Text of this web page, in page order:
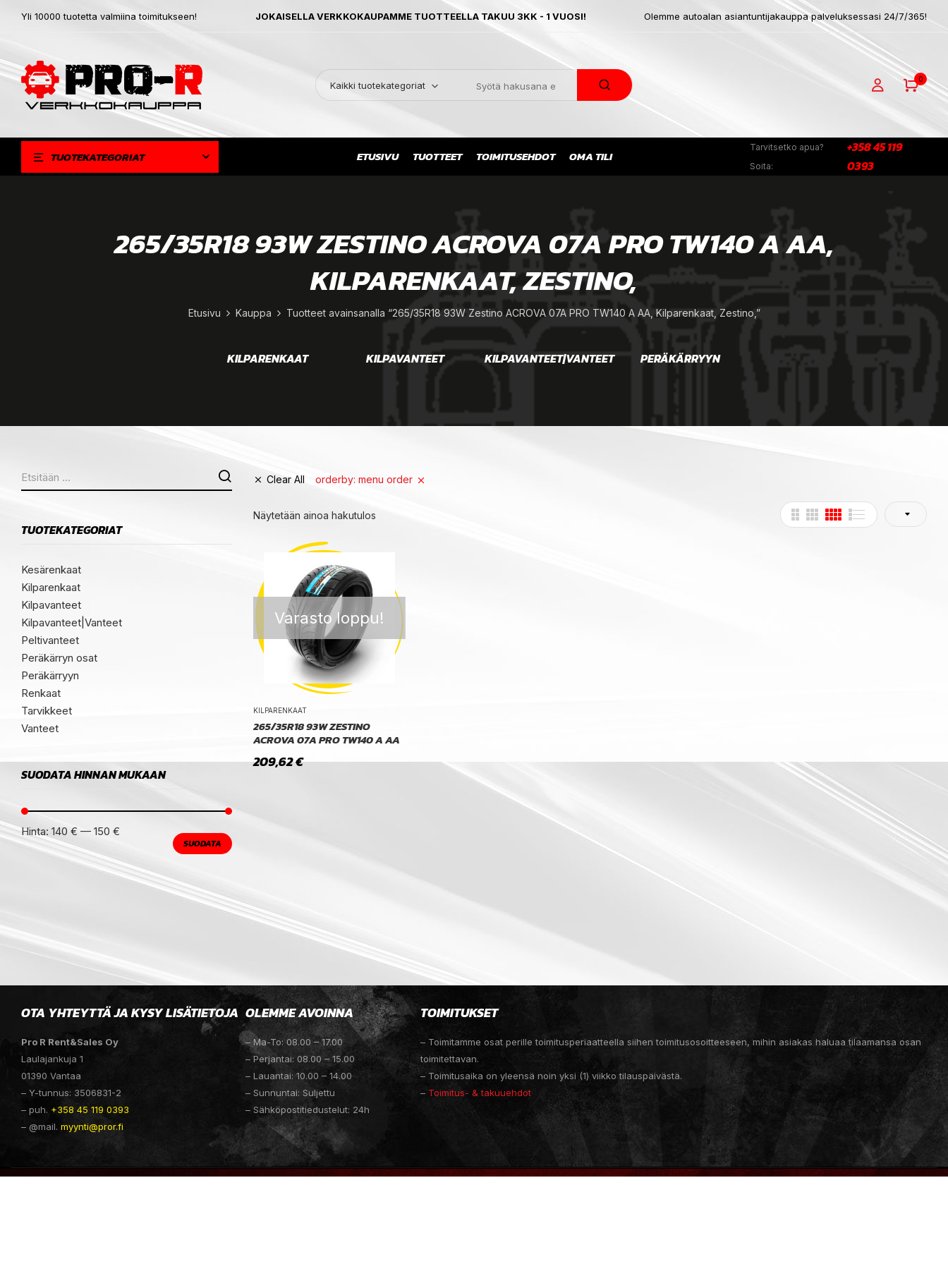
Yli 10000 tuotetta valmiina toimitukseen! JOKAISELLA VERKKOKAUPAMME TUOTTEELLA TAKUU 3KK - 1 VUOSI! Olemme autoalan asiantuntijakauppa palveluksessasi 24/7/365!
Kaikki tuotekategoriat
0
TUOTEKATEGORIAT ETUSIVU TUOTTEET TOIMITUSEHDOT OMA TILI
Tarvitsetko apua?
Soita:
+358 45 119
0393
265/35R18 93W ZESTINO ACROVA 07A PRO TW140 A AA,
KILPARENKAAT, ZESTINO,
Etusivu Kauppa Tuotteet avainsanalla “265/35R18 93W Zestino ACROVA 07A PRO TW140 A AA, Kilparenkaat, Zestino,”
KILPARENKAAT KILPAVANTEET KILPAVANTEET|VANTEET PERÄKÄRRYYN
TUOTEKATEGORIAT
Kesärenkaat
Kilparenkaat
Kilpavanteet
Kilpavanteet|Vanteet
Peltivanteet
Peräkärryn osat
Peräkärryyn
Renkaat
Tarvikkeet
Vanteet
SUODATA HINNAN MUKAAN
SUODATA
Hinta: 140 € — 150 €
Clear All orderby: menu order
Näytetään ainoa hakutulos
Varasto loppu!
KILPARENKAAT
265/35R18 93W ZESTINO
ACROVA 07A PRO TW140 A AA
209,62€
OTA YHTEYTTÄ JA KYSY LISÄTIETOJA
Pro R Rent&Sales Oy
Laulajankuja 1
01390 Vantaa
– Y-tunnus: 3506831-2
– puh. +358 45 119 0393
– @mail. myynti@pror.fi
OLEMME AVOINNA
– Ma-To: 08.00 – 17.00
– Perjantai: 08.00 – 15.00
– Lauantai: 10.00 – 14.00
– Sunnuntai: Suljettu
– Sähköpostitiedustelut: 24h
TOIMITUKSET
– Toimitamme osat perille toimitusperiaatteella siihen toimitusosoitteeseen, mihin asiakas haluaa tilaamansa osan
toimitettavan.
– Toimitusaika on yleensä noin yksi (1) viikko tilauspäivästä.
– Toimitus- & takuuehdot